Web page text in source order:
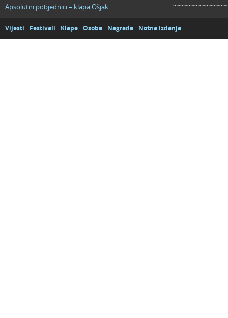
Apsolutni pobjednici – klapa Ošjak
Vijesti Festivali Klape Osobe Nagrade Notna izdanja